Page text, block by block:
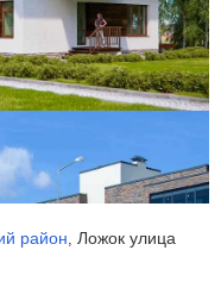
район, Ложок улица